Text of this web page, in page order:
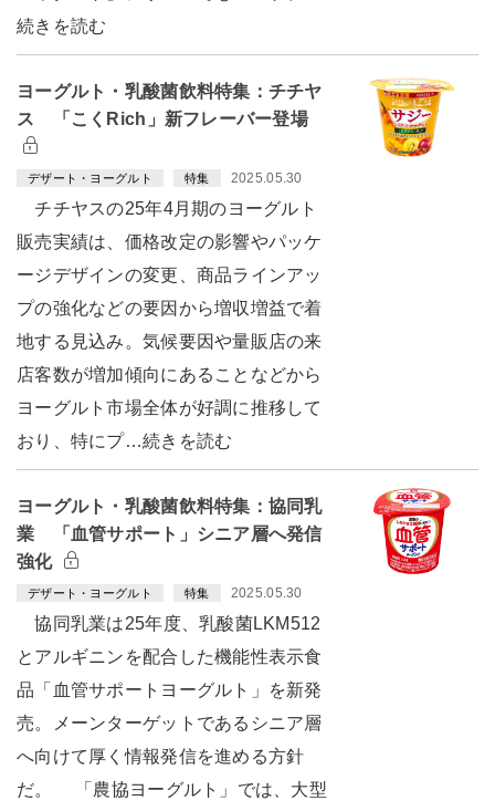
続きを読む
ヨーグルト・乳酸菌飲料特集：チチヤ
ス 「こくRich」新フレーバー登場
デザート・ヨーグルト 特集 2025.05.30
チチヤスの25年4月期のヨーグルト
販売実績は、価格改定の影響やパッケ
ージデザインの変更、商品ラインアッ
プの強化などの要因から増収増益で着
地する見込み。気候要因や量販店の来
店客数が増加傾向にあることなどから
ヨーグルト市場全体が好調に推移して
おり、特にプ…続きを読む
ヨーグルト・乳酸菌飲料特集：協同乳
業 「血管サポート」シニア層へ発信
強化
デザート・ヨーグルト 特集 2025.05.30
協同乳業は25年度、乳酸菌LKM512
とアルギニンを配合した機能性表示食
品「血管サポートヨーグルト」を新発
売。メーンターゲットであるシニア層
へ向けて厚く情報発信を進める方針
だ。 「農協ヨーグルト」では、大型